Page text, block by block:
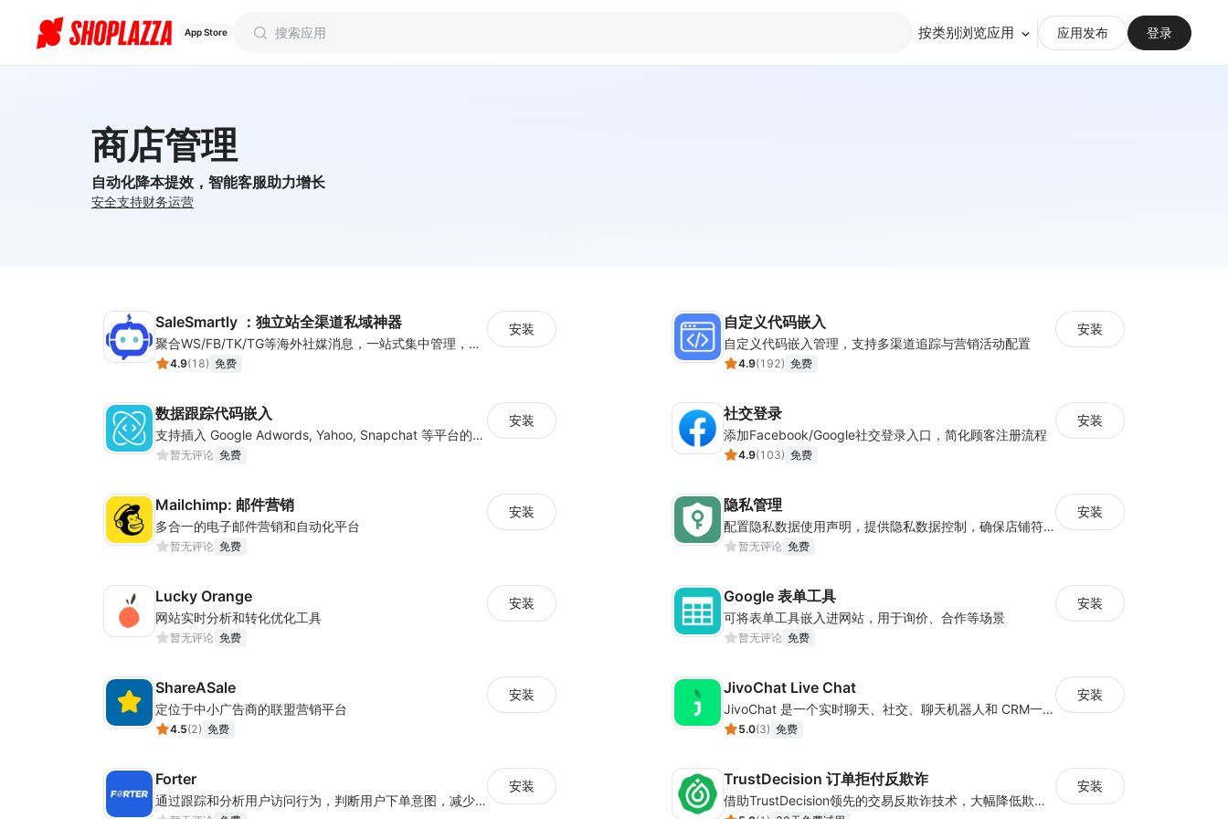
App Store 按类别浏览应用 应用发布 登录
商店管理
自动化降本提效，智能客服助力增长
安全支持财务运营
SaleSmartly ：独立站全渠道私域神器
聚合WS/FB/TK/TG等海外社媒消息，一站式集中管理，集成客户管理（SCRM）、多语言实时翻译及智能群发功能，助力独立站卖家高效协同跨境沟通。
4.9(18) 免费
安装 自定义代码嵌入
自定义代码嵌入管理，支持多渠道追踪与营销活动配置
4.9(192) 免费
安装
数据跟踪代码嵌入
支持插入 Google Adwords, Yahoo, Snapchat 等平台的数据跟踪代码
暂无评论 免费
安装 社交登录
添加Facebook/Google社交登录入口，简化顾客注册流程
4.9(103) 免费
安装
Mailchimp: 邮件营销
多合一的电子邮件营销和自动化平台
暂无评论 免费
安装 隐私管理
配置隐私数据使用声明，提供隐私数据控制，确保店铺符合经营地隐私法案
暂无评论 免费
安装
Lucky Orange
网站实时分析和转化优化工具
暂无评论 免费
安装 Google 表单工具
可将表单工具嵌入进网站，用于询价、合作等场景
暂无评论 免费
安装
ShareASale
定位于中小广告商的联盟营销平台
4.5(2) 免费
安装 JivoChat Live Chat
JivoChat 是一个实时聊天、社交、聊天机器人和 CRM一体化的应用。
5.0(3) 免费
安装
Forter
通过跟踪和分析用户访问行为，判断用户下单意图，减少欺诈购买
安装 TrustDecision 订单拒付反欺诈
借助TrustDecision领先的交易反欺诈技术，大幅降低欺诈订单占比，为您的收入保驾护航
安装